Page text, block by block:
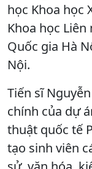
học Khoa học
Khoa học
Quốc gia Hà
Nội.
Tiến sĩ
chính của dự
thuật quốc tế
tạo sinh viên